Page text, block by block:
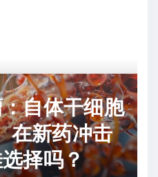
自体干细胞
在新药冲击
择吗？